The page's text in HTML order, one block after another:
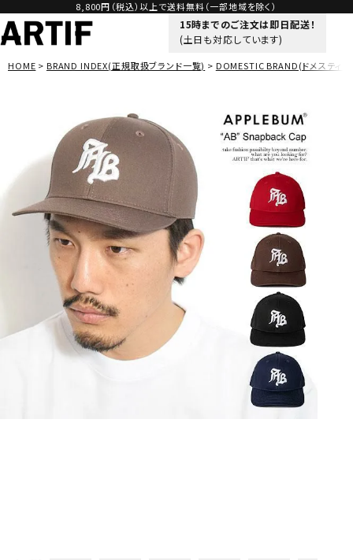
8,800円（税込）以上で送料無料（一部地域を除く）
15時までのご注文は即日配送！
(土日も対応しています)
HOME BRAND INDEX(正規取扱ブランド一覧) DOMESTIC BRAND(ドメスティッ